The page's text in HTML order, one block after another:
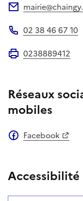
02 38 46 67 10
0238889412
Réseaux
mobiles
Facebook